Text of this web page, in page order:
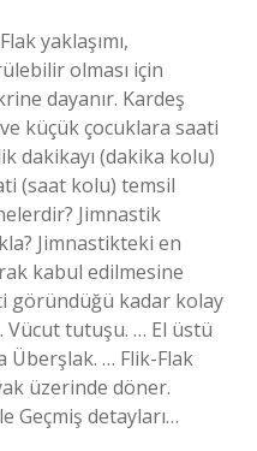
yaklaşımı,
olması için
dayanır. Kardeş
küçük çocuklara saati
dakikayı (dakika kolu)
(saat kolu) temsil
Jimnastik
Jimnastikteki en
kabul edilmesine
göründüğü kadar kolay
Vücut tutuşu. … El üstü
Überşlak. … Flik-Flak
üzerinde döner.
Geçmiş detayları…